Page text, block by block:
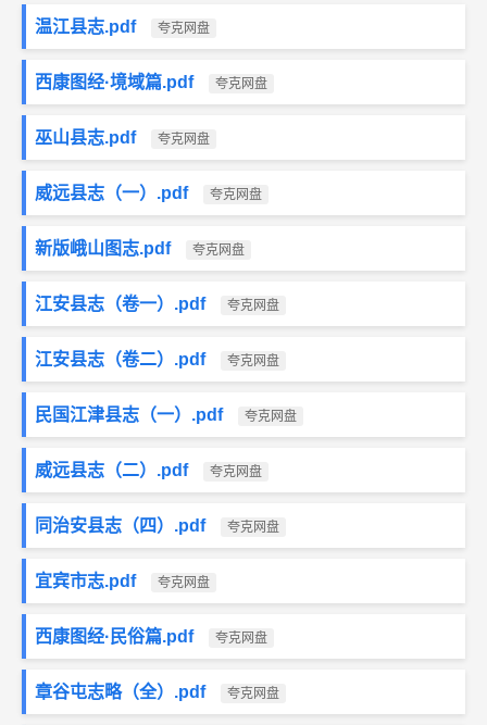
温江县志.pdf 夸克网盘
西康图经·境域篇.pdf 夸克网盘
巫山县志.pdf 夸克网盘
威远县志（一）.pdf 夸克网盘
新版峨山图志.pdf 夸克网盘
江安县志（卷一）.pdf 夸克网盘
江安县志（卷二）.pdf 夸克网盘
民国江津县志（一）.pdf 夸克网盘
威远县志（二）.pdf 夸克网盘
同治安县志（四）.pdf 夸克网盘
宜宾市志.pdf 夸克网盘
西康图经·民俗篇.pdf 夸克网盘
章谷屯志略（全）.pdf 夸克网盘